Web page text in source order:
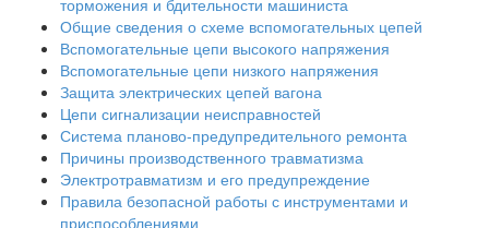
торможения и бдительности машиниста
Общие сведения о схеме вспомогательных цепей
Вспомогательные цепи высокого напряжения
Вспомогательные цепи низкого напряжения
Защита электрических цепей вагона
Цепи сигнализации неисправностей
Система планово-предупредительного ремонта
Причины производственного травматизма
Электротравматизм и его предупреждение
Правила безопасной работы с инструментами и
приспособлениями